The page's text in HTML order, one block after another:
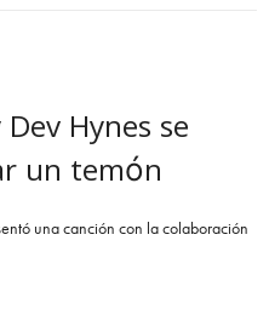
Hynes se
un temón
una canción con la colaboración